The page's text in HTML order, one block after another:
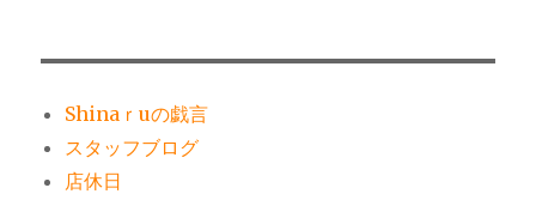
Shinaｒuの戯言
スタッフブログ
店休日